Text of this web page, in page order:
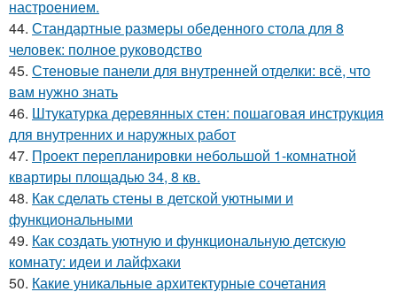
настроением.
44. Стандартные размеры обеденного стола для 8
человек: полное руководство
45. Стеновые панели для внутренней отделки: всё, что
вам нужно знать
46. Штукатурка деревянных стен: пошаговая инструкция
для внутренних и наружных работ
47. Проект перепланировки небольшой 1-комнатной
квартиры площадью 34, 8 кв.
48. Как сделать стены в детской уютными и
функциональными
49. Как создать уютную и функциональную детскую
комнату: идеи и лайфхаки
50. Какие уникальные архитектурные сочетания